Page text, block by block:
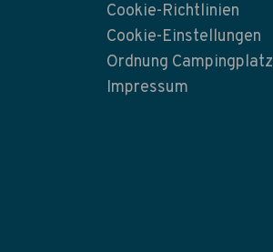
Cookie-Richtlinien
Cookie-Einstellungen
Ordnung Campingplatz
Impressum